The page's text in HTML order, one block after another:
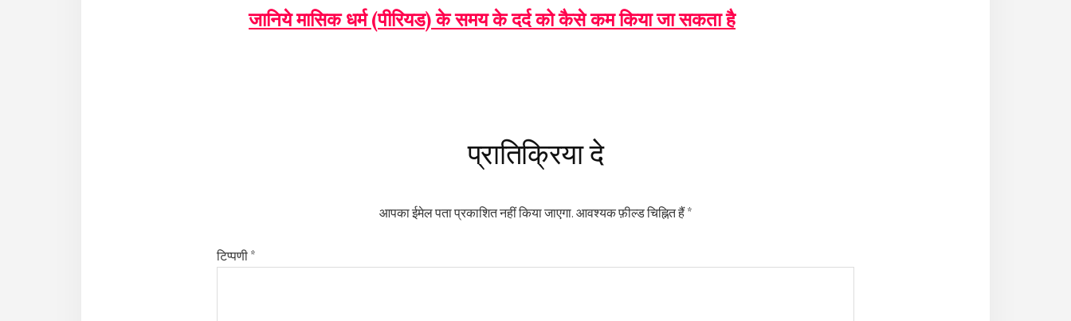
जानिये मासिक धर्म (पीरियड) के समय के दर्द को कैसे कम किया जा सकता है
प्रातिक्रिया दे
आपका ईमेल पता प्रकाशित नहीं किया जाएगा. आवश्यक फ़ील्ड चिह्नित हैं *
टिप्पणी *